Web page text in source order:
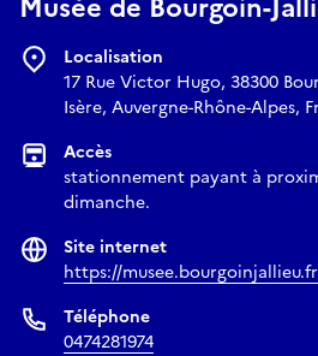
Localisation
17 Rue Victor Hugo, 38300
Isère, Auvergne-Rhône-Alpes,
Accès
stationnement payant à
dimanche.
Site internet
https://musee.bourgoinjallieu.fr
Téléphone
0474281974